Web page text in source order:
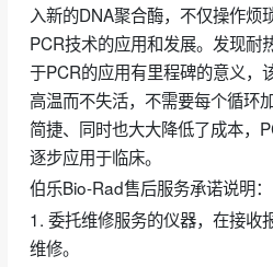
入新的DNA聚合酶，不仅操作烦
PCR技术的应用和发展。发现耐
于PCR的应用有里程碑的意义
高温而不失活，不需要每个循环
简捷、同时也大大降低了成本，
逐步应用于临床。
伯乐Bio-Rad售后服务承诺说明：
1. 委托维修服务的仪器，在接收
维修。